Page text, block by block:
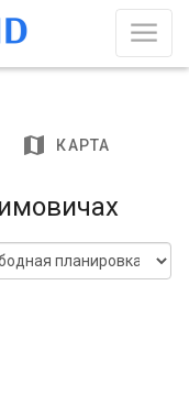
map КАРТА